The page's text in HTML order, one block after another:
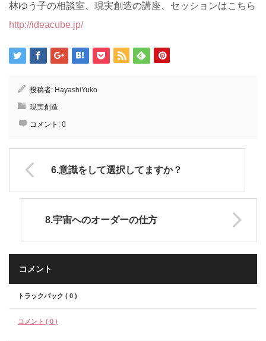
林ゆう子の相談室、現実創造の講座、セッションはこちら
http://ideacube.jp/
投稿者: HayashiYuko
現実創造
コメント: 0
6.意識をして選択してますか？
8.宇宙へのオーダーの仕方
コメント
トラックバック ( 0 )
コメント ( 0 )